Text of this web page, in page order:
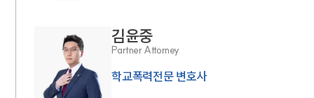
김윤중
Partner Attorney
학교폭력전문 변호사